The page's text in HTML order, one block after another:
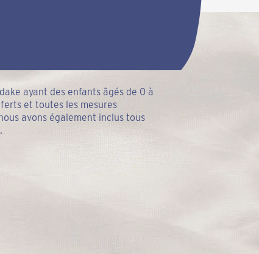
ayant des enfants âgés de 0 à
et toutes les mesures
avons également inclus tous